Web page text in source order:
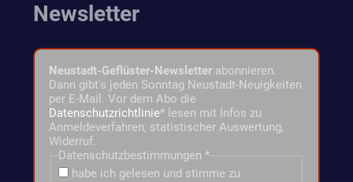
Newsletter
Neustadt-Geflüster-Newsletter abonnieren.
Dann gibt's jeden Sonntag Neustadt-Neuigkeiten
per E-Mail. Vor dem Abo die
Datenschutzrichtlinie* lesen mit Infos zu
Anmeldeverfahren, statistischer Auswertung,
Widerruf.
Datenschutzbestimmungen *
habe ich gelesen und stimme zu